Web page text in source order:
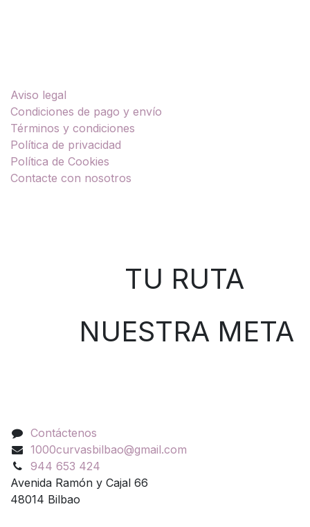
Aviso legal
Condiciones de pago y envío
Términos y condiciones
Política de privacidad
Política de Cookies
Contacte con nosotros
TU RUTA
NUESTRA META
Contáctenos
1000curvasbilbao@gmail.com
944 653 424
Avenida Ramón y Cajal 66
48014 Bilbao